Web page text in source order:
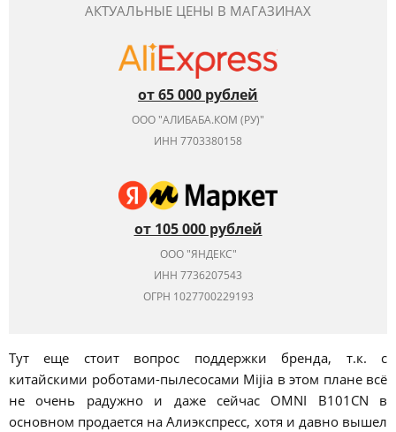
АКТУАЛЬНЫЕ ЦЕНЫ В МАГАЗИНАХ
от 65 000 рублей
ООО "АЛИБАБА.КОМ (РУ)"
ИНН 7703380158
от 105 000 рублей
ООО "ЯНДЕКС"
ИНН 7736207543
ОГРН 1027700229193
Тут еще стоит вопрос поддержки бренда, т.к. с
китайскими роботами-пылесосами Mijia в этом плане всё
не очень радужно и даже сейчас OMNI B101CN в
основном продается на Алиэкспресс, хотя и давно вышел